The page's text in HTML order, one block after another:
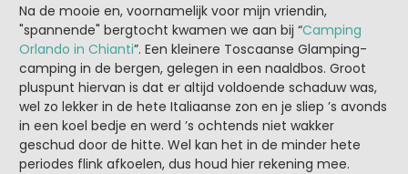
Na de mooie en, voornamelijk voor mijn vriendin,
"spannende" bergtocht kwamen we aan bij “Camping
Orlando in Chianti”. Een kleinere Toscaanse Glamping-
camping in de bergen, gelegen in een naaldbos. Groot
pluspunt hiervan is dat er altijd voldoende schaduw was,
wel zo lekker in de hete Italiaanse zon en je sliep ’s avonds
in een koel bedje en werd ’s ochtends niet wakker
geschud door de hitte. Wel kan het in de minder hete
periodes flink afkoelen, dus houd hier rekening mee.